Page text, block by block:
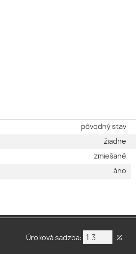
pôvodný stav
žiadne
zmiešané
áno
Úroková sadzba: %